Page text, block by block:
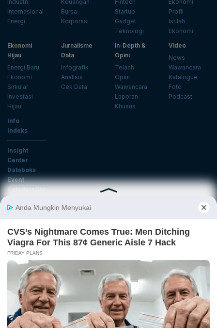
Industri
Internasional
Energi
Keuangan
Bursa
Korporasi
Fintech
Startup
Gadget
Teknologi
Ekonomi
Profil
Istilah
Ekonomi
Ekonomi
Hijau
Energi Baru
Ekonomi
Sirkular
Investasi
Hijau
Jurnalisme
Data
Infografik
Analisis
Cek Data
In-Depth &
Opini
Telaah
Opini
Wawancara
Laporan
Khusus
Video
News
Wawancara
Katalogue
Foto
Podcast
Info
Indeks
Insight
Center
Databoks
Event
KatadataOto
Email
Daftar
Tentang Katadata Advertising Karier
Pedoman Media Siber
Kebijakan Privasi
Disclaimer
Hubungi Kami
©2026 Katadata. Hak cipta dilindungi Undang-undang.